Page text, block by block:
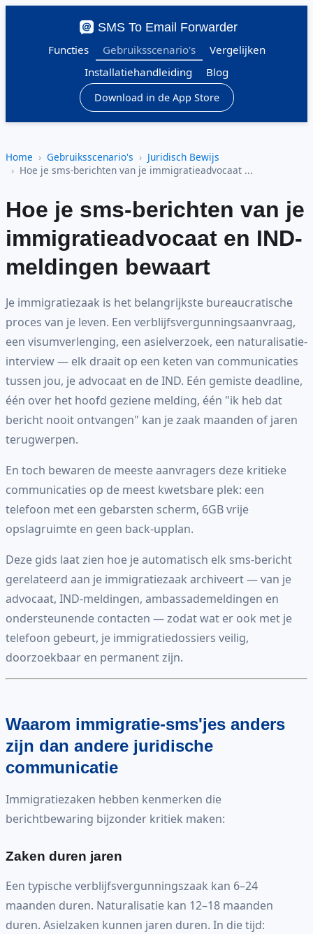
SMS To Email Forwarder
Functies
Gebruiksscenario's
Vergelijken
Installatiehandleiding
Blog
Download in de App Store
Home Gebruiksscenario's
Juridisch Bewijs
Hoe je sms-berichten van je immigratieadvocaat ...
Hoe je sms-berichten van je
immigratieadvocaat en IND-
meldingen bewaart
Je immigratiezaak is het belangrijkste bureaucratische
proces van je leven. Een verblijfsvergunningsaanvraag,
een visumverlenging, een asielverzoek, een naturalisatie-
interview — elk draait op een keten van communicaties
tussen jou, je advocaat en de IND. Eén gemiste deadline,
één over het hoofd geziene melding, één "ik heb dat
bericht nooit ontvangen" kan je zaak maanden of jaren
terugwerpen.
En toch bewaren de meeste aanvragers deze kritieke
communicaties op de meest kwetsbare plek: een
telefoon met een gebarsten scherm, 6GB vrije
opslagruimte en geen back-upplan.
Deze gids laat zien hoe je automatisch elk sms-bericht
gerelateerd aan je immigratiezaak archiveert — van je
advocaat, IND-meldingen, ambassademeldingen en
ondersteunende contacten — zodat wat er ook met je
telefoon gebeurt, je immigratiedossiers veilig,
doorzoekbaar en permanent zijn.
Waarom immigratie-sms'jes anders
zijn dan andere juridische
communicatie
Immigratiezaken hebben kenmerken die
berichtbewaring bijzonder kritiek maken:
Zaken duren jaren
Een typische verblijfsvergunningszaak kan 6–24
maanden duren. Naturalisatie kan 12–18 maanden
duren. Asielzaken kunnen jaren duren. In die tijd: